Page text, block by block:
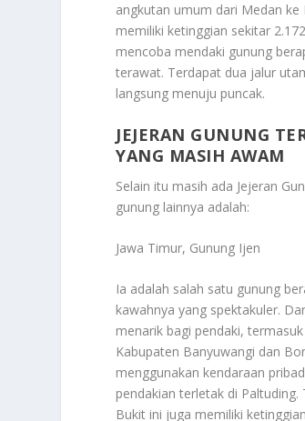
angkutan umum dari Medan ke
memiliki ketinggian sekitar
mencoba mendaki gunung
terawat. Terdapat dua jalur
langsung menuju puncak.
JEJERAN GUNUNG
YANG MASIH AWAM
Selain itu masih ada Jejeran
gunung lainnya adalah:
Jawa Timur, Gunung Ijen
Ia adalah salah satu gunung
kawahnya yang spektakuler.
menarik bagi pendaki,
Kabupaten Banyuwangi dan
menggunakan kendaraan
pendakian terletak di
Bukit ini juga memiliki